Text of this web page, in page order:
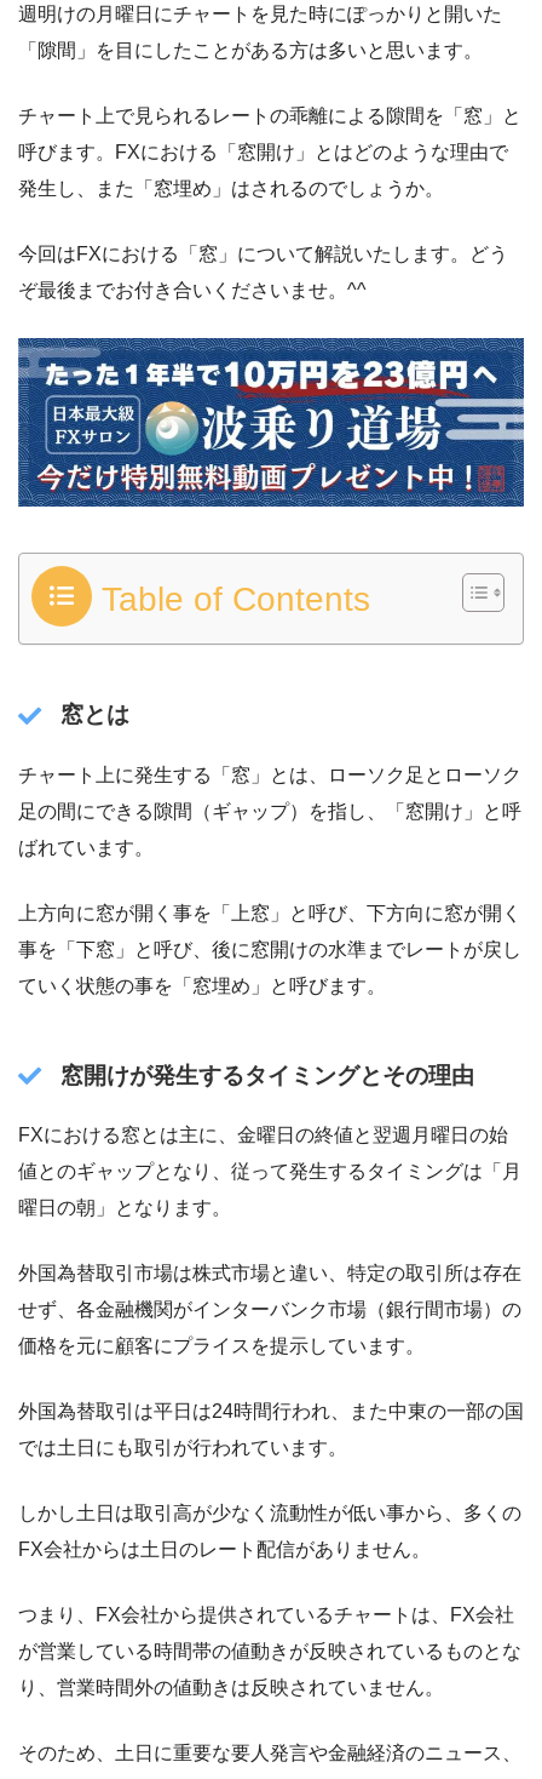
週明けの月曜日にチャートを見た時にぽっかりと開いた
「隙間」を目にしたことがある方は多いと思います。
チャート上で見られるレートの乖離による隙間を「窓」と
呼びます。FXにおける「窓開け」とはどのような理由で
発生し、また「窓埋め」はされるのでしょうか。
今回はFXにおける「窓」について解説いたします。どう
ぞ最後までお付き合いくださいませ。^^
Table of Contents
窓とは
チャート上に発生する「窓」とは、ローソク足とローソク
足の間にできる隙間（ギャップ）を指し、「窓開け」と呼
ばれています。
上方向に窓が開く事を「上窓」と呼び、下方向に窓が開く
事を「下窓」と呼び、後に窓開けの水準までレートが戻し
ていく状態の事を「窓埋め」と呼びます。
窓開けが発生するタイミングとその理由
FXにおける窓とは主に、金曜日の終値と翌週月曜日の始
値とのギャップとなり、従って発生するタイミングは「月
曜日の朝」となります。
外国為替取引市場は株式市場と違い、特定の取引所は存在
せず、各金融機関がインターバンク市場（銀行間市場）の
価格を元に顧客にプライスを提示しています。
外国為替取引は平日は24時間行われ、また中東の一部の国
では土日にも取引が行われています。
しかし土日は取引高が少なく流動性が低い事から、多くの
FX会社からは土日のレート配信がありません。
つまり、FX会社から提供されているチャートは、FX会社
が営業している時間帯の値動きが反映されているものとな
り、営業時間外の値動きは反映されていません。
そのため、土日に重要な要人発言や金融経済のニュース、